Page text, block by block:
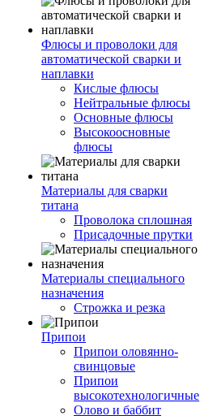
Флюсы и проволоки для
автоматической сварки и
наплавки
Кислые флюсы
Нейтральные флюсы
Основные флюсы
Высокоосновные
флюсы
Материалы для сварки
титана
Проволока сплошная
Присадочные прутки
Материалы специального
назначения
Строжка и резка
Припои
Припои оловянно-
свинцовые
Припои
высокотехнологичные
Олово и баббит